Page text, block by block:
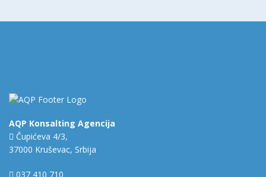
AQP Konsalting Agencija
Čupićeva 4/3,
37000 Kruševac, Srbija
037 410 710